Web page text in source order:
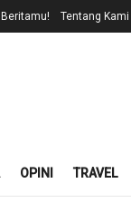
Tentang Kami
OPINI TRAVEL